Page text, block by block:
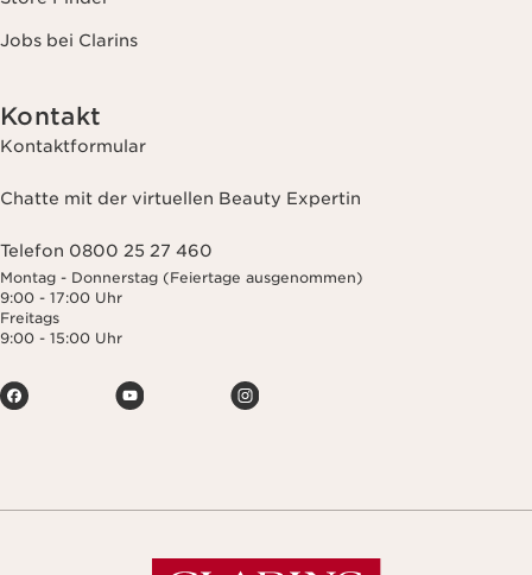
Jobs bei Clarins
Kontakt
Kontaktformular
Chatte mit der virtuellen Beauty Expertin
Telefon 0800 25 27 460
Montag - Donnerstag (Feiertage ausgenommen)
9:00 - 17:00 Uhr
Freitags
9:00 - 15:00 Uhr